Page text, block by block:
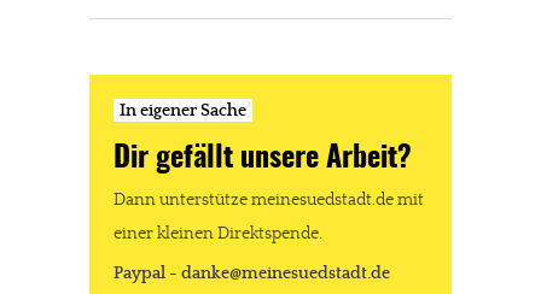
In eigener Sache
Dir gefällt unsere Arbeit?
Dann unterstütze meinesuedstadt.de mit
einer kleinen Direktspende.
Paypal - danke@meinesuedstadt.de